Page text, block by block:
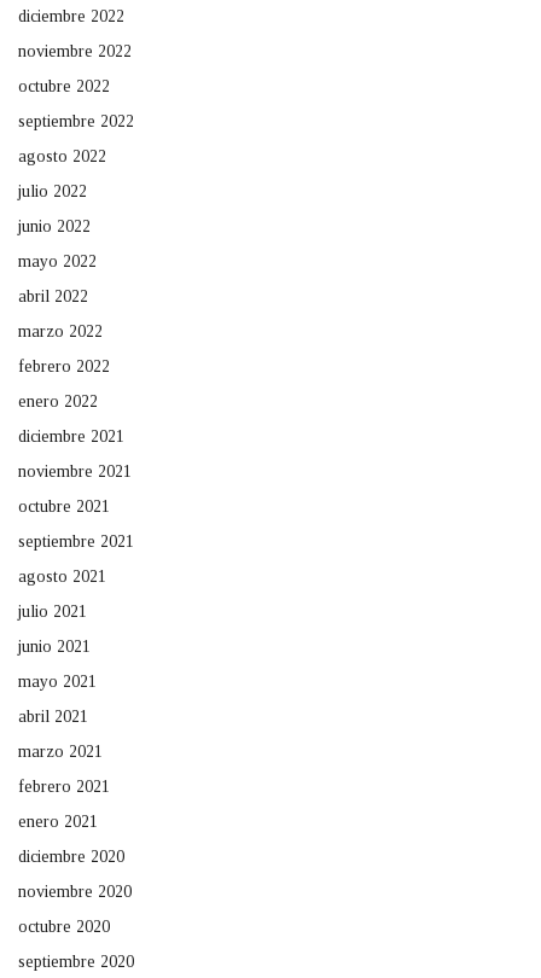
diciembre 2022
noviembre 2022
octubre 2022
septiembre 2022
agosto 2022
julio 2022
junio 2022
mayo 2022
abril 2022
marzo 2022
febrero 2022
enero 2022
diciembre 2021
noviembre 2021
octubre 2021
septiembre 2021
agosto 2021
julio 2021
junio 2021
mayo 2021
abril 2021
marzo 2021
febrero 2021
enero 2021
diciembre 2020
noviembre 2020
octubre 2020
septiembre 2020